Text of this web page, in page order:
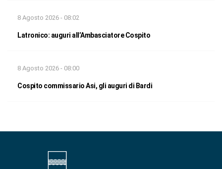
8 Agosto 2026 - 08:02
Latronico: auguri all’Ambasciatore Cospito
8 Agosto 2026 - 08:00
Cospito commissario Asi, gli auguri di Bardi